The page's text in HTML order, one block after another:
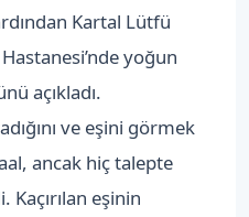
Kartal Lütfü
yoğun
açıkladı.
ve eşini görmek
ancak hiç talepte
Kaçırılan eşinin